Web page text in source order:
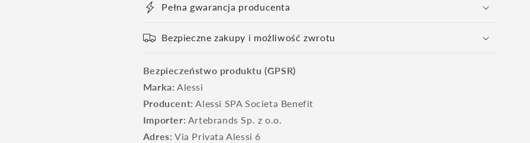
Pełna gwarancja producenta
Bezpieczne zakupy i możliwość zwrotu
Bezpieczeństwo produktu (GPSR)
Marka: Alessi
Producent: Alessi SPA Societa Benefit
Importer: Artebrands Sp. z o.o.
Adres: Via Privata Alessi 6